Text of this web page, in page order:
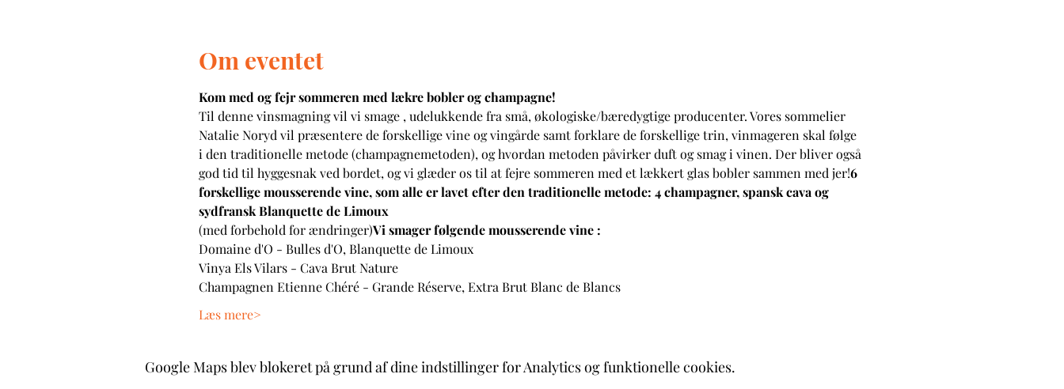
Om eventet
Kom med og fejr sommeren med lækre bobler og champagne!
Til denne vinsmagning vil vi smage , udelukkende fra små, økologiske/bæredygtige producenter. Vores sommelier
Natalie Noryd vil præsentere de forskellige vine og vingårde samt forklare de forskellige trin, vinmageren skal følge
i den traditionelle metode (champagnemetoden), og hvordan metoden påvirker duft og smag i vinen. Der bliver også
god tid til hyggesnak ved bordet, og vi glæder os til at fejre sommeren med et lækkert glas bobler sammen med jer!6
forskellige mousserende vine, som alle er lavet efter den traditionelle metode: 4 champagner, spansk cava og
sydfransk Blanquette de Limoux
(med forbehold for ændringer)Vi smager følgende mousserende vine :
Domaine d'O - Bulles d'O, Blanquette de Limoux
Vinya Els Vilars - Cava Brut Nature
Champagnen Etienne Chéré - Grande Réserve, Extra Brut Blanc de Blancs
Læs mere>
Google Maps blev blokeret på grund af dine indstillinger for Analytics og funktionelle cookies.